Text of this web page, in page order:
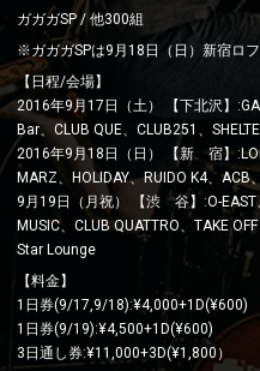
ガガガSP / 他300組
※ガガガSPは9月18日（日）新宿ロ
【日程/会場】
2016年9月17日（土） 【下北沢】
Bar、CLUB QUE、CLUB251、
2016年9月18日（日） 【新 宿】
MARZ、HOLIDAY、RUIDO K4、ACB
9月19日（月祝） 【渋 谷】:O-
MUSIC、CLUB QUATTRO、TAKE
Star Lounge
【料金】
1日券(9/17,9/18):¥4,000+1D(¥600)
1日券(9/19):¥4,500+1D(¥600)
3日通し券:¥11,000+3D(¥1,800）